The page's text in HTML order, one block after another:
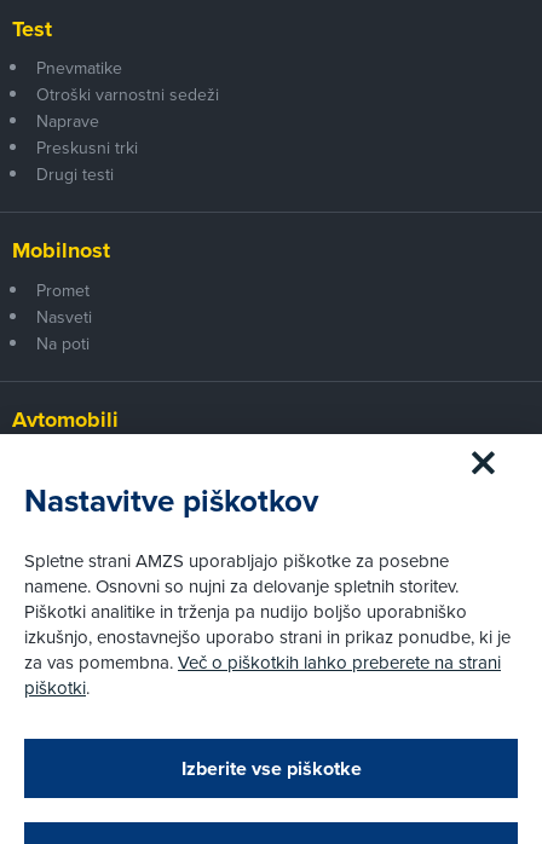
Zapri
Podarjamo vam 10 €!
Obstoječi in novi AMZS člani, ki boste v AMZS
opravili registracijo vozila, boste prejeli
Test
Pnevmatike
Otroški varnostni sedeži
Naprave
Preskusni trki
Drugi testi
Mobilnost
Promet
Nasveti
Na poti
Avtomobili
Prvi pogled
Za volanom
Tehnika
Pravni vidiki
Piškotki
Pravno obvestilo
Pri spletni včlanitvi so podprta naslednja plačilna sredstva:
Nastavitve piškotkov
Spletne strani AMZS uporabljajo piškotke za posebne
namene. Osnovni so nujni za delovanje spletnih storitev.
Piškotki analitike in trženja pa nudijo boljšo uporabniško
izkušnjo, enostavnejšo uporabo strani in prikaz ponudbe, ki je
za vas pomembna.Več o piškotkih lahko preberete na strani
piškotki.
Izberite vse piškotke